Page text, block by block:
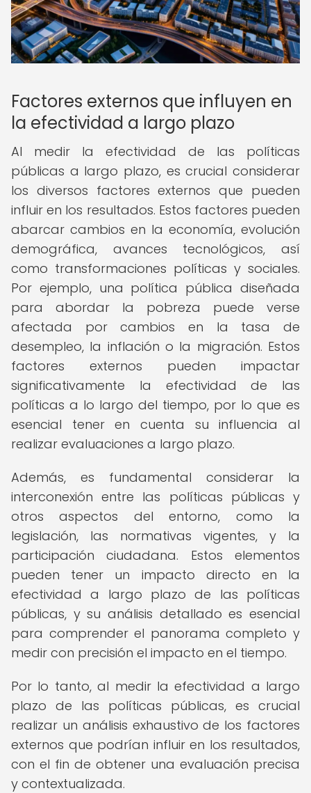
Factores externos que influyen en
la efectividad a largo plazo
Al medir la efectividad de las políticas
públicas a largo plazo, es crucial considerar
los diversos factores externos que pueden
influir en los resultados. Estos factores pueden
abarcar cambios en la economía, evolución
demográfica, avances tecnológicos, así
como transformaciones políticas y sociales.
Por ejemplo, una política pública diseñada
para abordar la pobreza puede verse
afectada por cambios en la tasa de
desempleo, la inflación o la migración. Estos
factores externos pueden impactar
significativamente la efectividad de las
políticas a lo largo del tiempo, por lo que es
esencial tener en cuenta su influencia al
realizar evaluaciones a largo plazo.
Además, es fundamental considerar la
interconexión entre las políticas públicas y
otros aspectos del entorno, como la
legislación, las normativas vigentes, y la
participación ciudadana. Estos elementos
pueden tener un impacto directo en la
efectividad a largo plazo de las políticas
públicas, y su análisis detallado es esencial
para comprender el panorama completo y
medir con precisión el impacto en el tiempo.
Por lo tanto, al medir la efectividad a largo
plazo de las políticas públicas, es crucial
realizar un análisis exhaustivo de los factores
externos que podrían influir en los resultados,
con el fin de obtener una evaluación precisa
y contextualizada.